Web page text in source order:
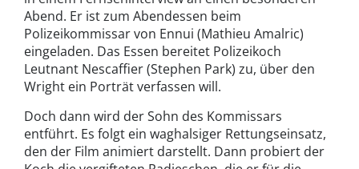
Abend. Er ist zum Abendessen beim
Polizeikommissar von Ennui (Mathieu Amalric)
eingeladen. Das Essen bereitet Polizeikoch
Leutnant Nescaffier (Stephen Park) zu, über den
Wright ein Porträt verfassen will.
Doch dann wird der Sohn des Kommissars
entführt. Es folgt ein waghalsiger Rettungseinsatz,
den der Film animiert darstellt. Dann probiert der